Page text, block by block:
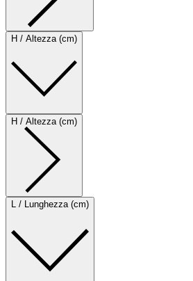
H / Altezza (cm)
H / Altezza (cm)
L / Lunghezza (cm)